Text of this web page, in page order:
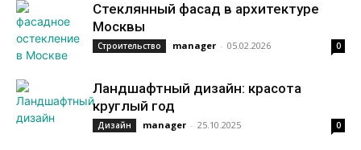
Стеклянный фасад в архитектуре
Москвы
Строительство manager - 05.02.2026 0
Ландшафтный дизайн: красота
круглый год
Дизайн manager - 25.10.2025 0